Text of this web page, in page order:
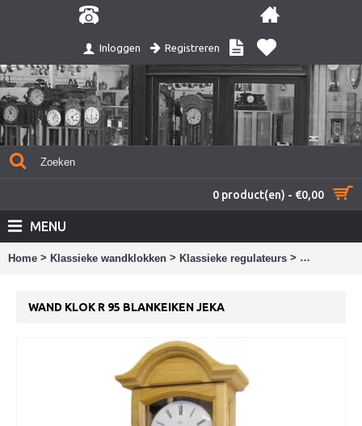
Inloggen Registreren
0 product(en) - €0,00
MENU
Home > Klassieke wandklokken > Klassieke regulateurs > Wand klok
WAND KLOK R 95 BLANKEIKEN JEKA